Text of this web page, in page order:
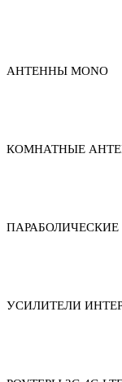
АНТЕННЫ MONO
КОМНАТНЫЕ
ПАРАБОЛИЧЕСКИЕ
УСИЛИТЕЛИ